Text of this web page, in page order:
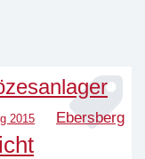
2015
Ebersberg